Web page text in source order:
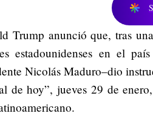
Trump anunció que, tras
estadounidenses en el
Nicolás Maduro–dio
de hoy”, jueves 29 de